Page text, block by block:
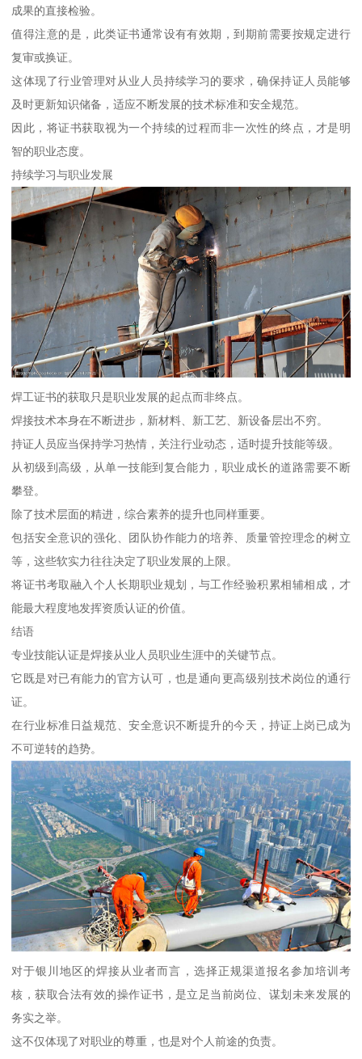
成果的直接检验。
值得注意的是，此类证书通常设有有效期，到期前需要按规定进行
复审或换证。
这体现了行业管理对从业人员持续学习的要求，确保持证人员能够
及时更新知识储备，适应不断发展的技术标准和安全规范。
因此，将证书获取视为一个持续的过程而非一次性的终点，才是明
智的职业态度。
持续学习与职业发展
焊工证书的获取只是职业发展的起点而非终点。
焊接技术本身在不断进步，新材料、新工艺、新设备层出不穷。
持证人员应当保持学习热情，关注行业动态，适时提升技能等级。
从初级到高级，从单一技能到复合能力，职业成长的道路需要不断
攀登。
除了技术层面的精进，综合素养的提升也同样重要。
包括安全意识的强化、团队协作能力的培养、质量管控理念的树立
等，这些软实力往往决定了职业发展的上限。
将证书考取融入个人长期职业规划，与工作经验积累相辅相成，才
能最大程度地发挥资质认证的价值。
结语
专业技能认证是焊接从业人员职业生涯中的关键节点。
它既是对已有能力的官方认可，也是通向更高级别技术岗位的通行
证。
在行业标准日益规范、安全意识不断提升的今天，持证上岗已成为
不可逆转的趋势。
对于银川地区的焊接从业者而言，选择正规渠道报名参加培训考
核，获取合法有效的操作证书，是立足当前岗位、谋划未来发展的
务实之举。
这不仅体现了对职业的尊重，也是对个人前途的负责。